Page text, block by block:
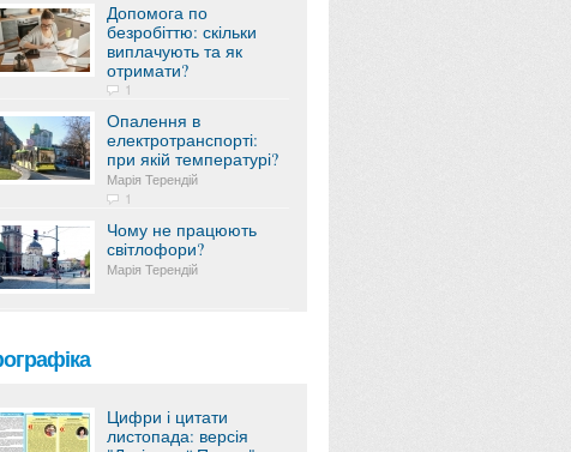
Допомога по
безробіттю: скільки
виплачують та як
отримати?
1
Опалення в
електротранспорті:
при якій температурі?
Марія Терендій
1
Чому не працюють
світлофори?
Марія Терендій
Цифри і цитати
листопада: версія